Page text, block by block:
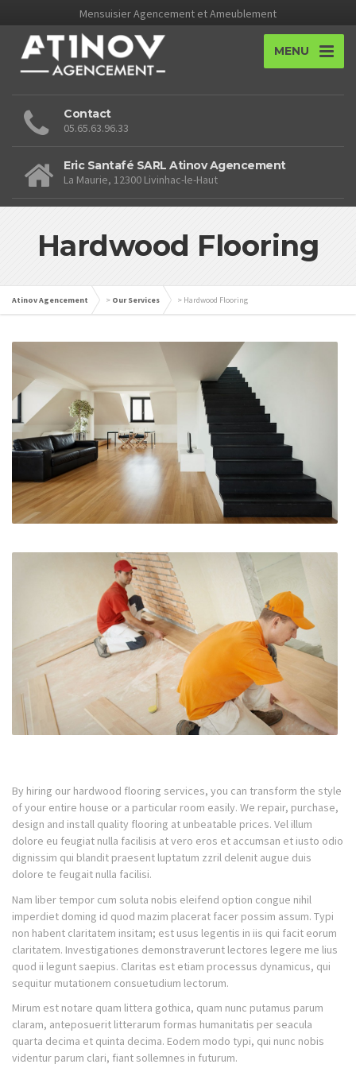
Mensuisier Agencement et Ameublement
MENU
Contact
05.65.63.96.33
Eric Santafé SARL Atinov Agencement
La Maurie, 12300 Livinhac-le-Haut
Hardwood Flooring
Atinov Agencement > Our Services > Hardwood Flooring
By hiring our hardwood flooring services, you can transform the style
of your entire house or a particular room easily. We repair, purchase,
design and install quality flooring at unbeatable prices. Vel illum
dolore eu feugiat nulla facilisis at vero eros et accumsan et iusto odio
dignissim qui blandit praesent luptatum zzril delenit augue duis
dolore te feugait nulla facilisi.
Nam liber tempor cum soluta nobis eleifend option congue nihil
imperdiet doming id quod mazim placerat facer possim assum. Typi
non habent claritatem insitam; est usus legentis in iis qui facit eorum
claritatem. Investigationes demonstraverunt lectores legere me lius
quod ii legunt saepius. Claritas est etiam processus dynamicus, qui
sequitur mutationem consuetudium lectorum.
Mirum est notare quam littera gothica, quam nunc putamus parum
claram, anteposuerit litterarum formas humanitatis per seacula
quarta decima et quinta decima. Eodem modo typi, qui nunc nobis
videntur parum clari, fiant sollemnes in futurum.